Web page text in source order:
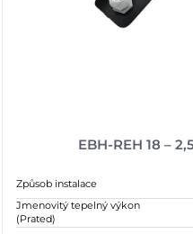
EBH-REH 18 –
Způsob instalace
Jmenovitý tepelný výkon
(Prated)